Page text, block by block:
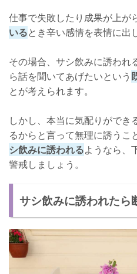
仕事で失敗したり成果が上が
いるとき辛い感情を表情に出
その場合、サシ飲みに誘われ
ら話を聞いてあげたいという
とが考えられます。
しかし、本当に気配りができ
るからと言って無理に誘うこ
シ飲みに誘われるようなら、
警戒しましょう。
サシ飲みに誘われたら